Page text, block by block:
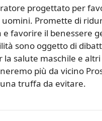
progettato per
Promette di
e favorire il benessere
sono oggetto di
la salute maschile e
più da vicino
truffa da evitare.